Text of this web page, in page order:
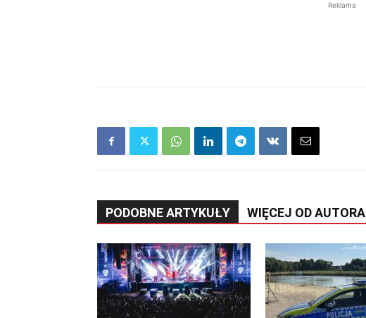
Reklama
PODOBNE ARTYKUŁY WIĘCEJ OD AUTORA